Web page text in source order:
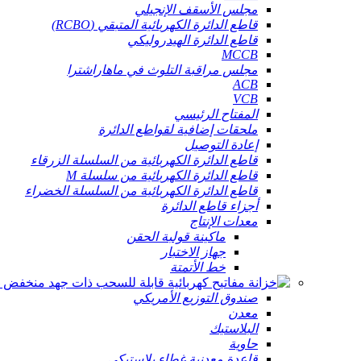
مجلس الأسقف الإنجيلي
قاطع الدائرة الكهربائية المتبقي (RCBO)
قاطع الدائرة الهيدروليكي
MCCB
مجلس مراقبة التلوث في ماهاراشترا
ACB
VCB
المفتاح الرئيسي
ملحقات إضافية لقواطع الدائرة
إعادة التوصيل
قاطع الدائرة الكهربائية من السلسلة الزرقاء
قاطع الدائرة الكهربائية من سلسلة M
قاطع الدائرة الكهربائية من السلسلة الخضراء
أجزاء قاطع الدائرة
معدات الإنتاج
ماكينة قولبة الحقن
جهاز الاختبار
خط الأتمتة
صندوق التوزيع الأمريكي
معدن
البلاستيك
حاوية